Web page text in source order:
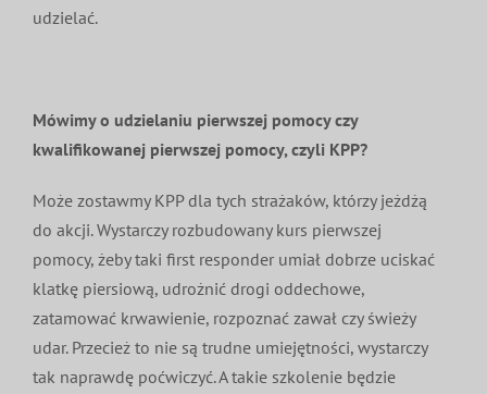
udzielać.
Mówimy o udzielaniu pierwszej pomocy czy
kwalifikowanej pierwszej pomocy, czyli KPP?
Może zostawmy KPP dla tych strażaków, którzy jeżdżą
do akcji. Wystarczy rozbudowany kurs pierwszej
pomocy, żeby taki first responder umiał dobrze uciskać
klatkę piersiową, udrożnić drogi oddechowe,
zatamować krwawienie, rozpoznać zawał czy świeży
udar. Przecież to nie są trudne umiejętności, wystarczy
tak naprawdę poćwiczyć. A takie szkolenie będzie